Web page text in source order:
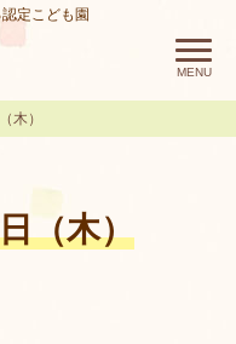
定こども園
木）
（木）